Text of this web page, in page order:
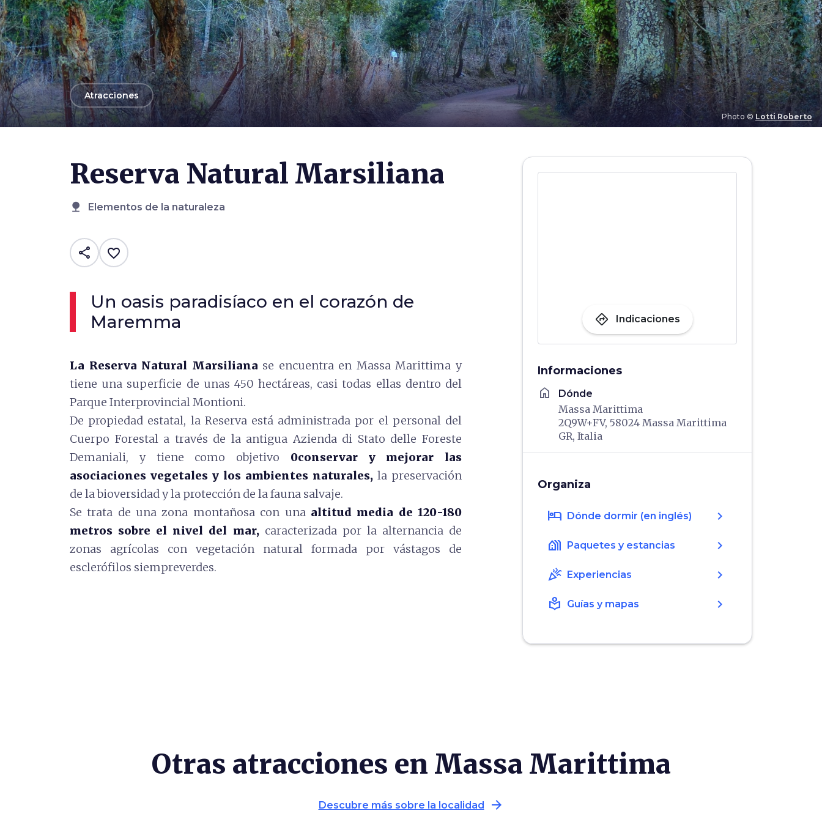
Photo © Lotti Roberto
arrow_backAtracciones
Reserva Natural Marsiliana
nature Elementos de la naturaleza
share favorite_border
Un oasis paradisíaco en el corazón de
Maremma
La Reserva Natural Marsiliana se encuentra en Massa Marittima y
tiene una superficie de unas 450 hectáreas, casi todas ellas dentro del
Parque Interprovincial Montioni.
De propiedad estatal, la Reserva está administrada por el personal del
Cuerpo Forestal a través de la antigua Azienda di Stato delle Foreste
Demaniali, y tiene como objetivo 0conservar y mejorar las
asociaciones vegetales y los ambientes naturales, la preservación
de la bioversidad y la protección de la fauna salvaje.
Se trata de una zona montañosa con unaaltitud media de 120-180
metros sobre el nivel del mar,caracterizada por la alternancia de
zonas agrícolas con vegetación natural formada por vástagos de
esclerófilos siempreverdes.
directions Indicaciones
Informaciones
home Dónde
Massa Marittima
2Q9W+FV, 58024 Massa Marittima
GR, Italia
Organiza
hotel Dónde dormir (en inglés) chevron_right
holiday_village Paquetes y estancias chevron_right
celebration Experiencias chevron_right
local_library Guías y mapas chevron_right
Otras atracciones en Massa Marittima
Descubre más sobre la localidad arrow_forward